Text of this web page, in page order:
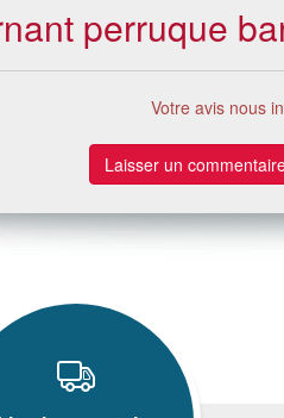
perruque
Votre avis nous
Laisser un